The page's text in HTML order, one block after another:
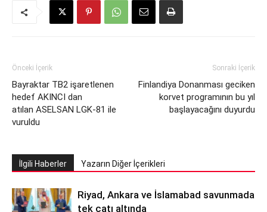
Önceki İçerik
Bayraktar TB2 işaretlenen
hedef AKINCI dan
atılan ASELSAN LGK-81 ile
vuruldu
Sonraki İçerik
Finlandiya Donanması geciken
korvet programının bu yıl
başlayacağını duyurdu
İlgili Haberler Yazarın Diğer İçerikleri
Riyad, Ankara ve İslamabad savunmada
tek çatı altında